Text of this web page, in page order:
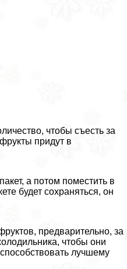
чтобы съесть за
придут в
а потом поместить в
будет сохраняться, он
предварительно, за
чтобы они
лучшему